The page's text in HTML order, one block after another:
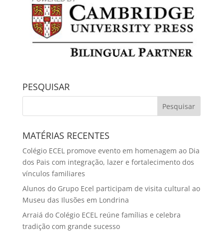
PESQUISAR
MATÉRIAS RECENTES
Colégio ECEL promove evento em homenagem ao Dia
dos Pais com integração, lazer e fortalecimento dos
vínculos familiares
Alunos do Grupo Ecel participam de visita cultural ao
Museu das Ilusões em Londrina
Arraiá do Colégio ECEL reúne famílias e celebra
tradição com grande sucesso